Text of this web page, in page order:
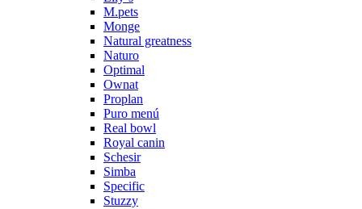
M.pets
Monge
Natural greatness
Naturo
Optimal
Ownat
Proplan
Puro menú
Real bowl
Royal canin
Schesir
Simba
Specific
Stuzzy